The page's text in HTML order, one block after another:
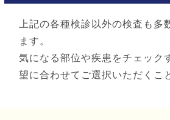
上記の各種検診以外の検査も多
ます。
気になる部位や疾患をチェック
望に合わせてご選択いただくこ